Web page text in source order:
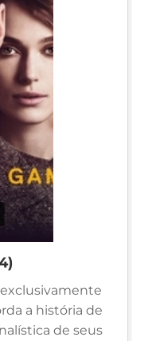
a história de
de seus